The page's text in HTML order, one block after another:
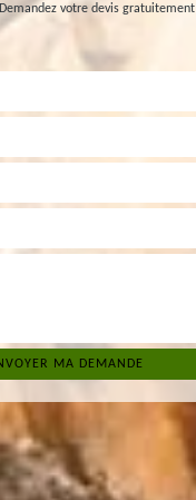
Demandez votre devis gratuitement